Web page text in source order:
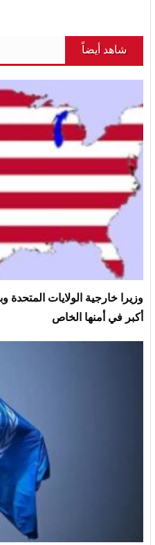
شاهد أيضاً
وزيرا خارجية الولايات المتحدة
أكبر في أمنها الخاص